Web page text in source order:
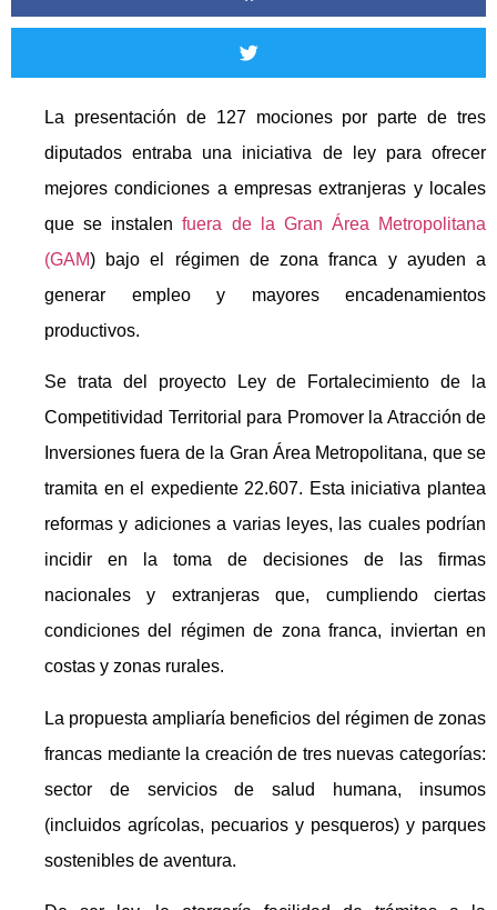
La presentación de 127 mociones por parte de tres
diputados entraba una iniciativa de ley para ofrecer
mejores condiciones a empresas extranjeras y locales
que se instalenfuera de la Gran Área Metropolitana
(GAM) bajo el régimen de zona franca y ayuden a
generar empleo y mayores encadenamientos
productivos.
Se trata del proyecto Ley de Fortalecimiento de la
Competitividad Territorial para Promover la Atracción de
Inversiones fuera de la Gran Área Metropolitana, que se
tramita en el expediente 22.607. Esta iniciativa plantea
reformas y adiciones a varias leyes, las cuales podrían
incidir en la toma de decisiones de las firmas
nacionales y extranjeras que, cumpliendo ciertas
condiciones del régimen de zona franca, inviertan en
costas y zonas rurales.
La propuesta ampliaría beneficios del régimen de zonas
francas mediante la creación de tres nuevas categorías:
sector de servicios de salud humana, insumos
(incluidos agrícolas, pecuarios y pesqueros) y parques
sostenibles de aventura.